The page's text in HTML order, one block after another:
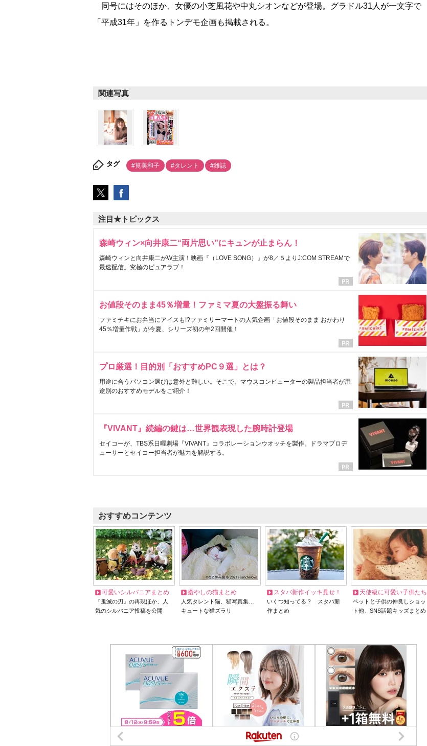
同号にはそのほか、女優の小芝風花や中丸シオンなどが登場。グラドル31人が一文字で
「平成31年」を作るトンデモ企画も掲載される。
関連写真
タグ #筧美和子 #タレント #雑誌
注目★トピックス
森崎ウィン×向井康二“両片思い”にキュンが止まらん！
森崎ウィンと向井康二がW主演！映画『（LOVE SONG）』が8／５よりJ:COM STREAMで
最速配信。究極のピュアラブ！
お値段そのまま45％増量！ファミマ夏の大盤振る舞い
ファミチキにお弁当にアイスも!?ファミリーマートの人気企画「お値段そのまま おかわり
45％増量作戦」が今夏、シリーズ初の年2回開催！
プロ厳選！目的別「おすすめPC９選」とは？
用途に合うパソコン選びは意外と難しい。そこで、マウスコンピューターの製品担当者が用
途別のおすすめモデルをご紹介！
『VIVANT』続編の鍵は…世界観表現した腕時計登場
セイコーが、TBS系日曜劇場『VIVANT』コラボレーションウオッチを製作。ドラマプロデ
ューサーとセイコー担当者が魅力を解説する。
おすすめコンテンツ
可愛いシルバニアまとめ
『鬼滅の刃』の再現ほか、人
気のシルバニア投稿を公開
癒やしの猫まとめ
人気タレント猫、猫写真集…
キュートな猫ズラリ
スタバ新作イッキ見せ！
いくつ知ってる？ スタバ新
作まとめ
天使級に可愛い子供たち
ペットと子供の仲良しショッ
ト他、SNS話題キッズまとめ